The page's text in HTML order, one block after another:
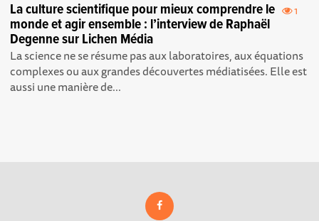
1
La culture scientifique pour mieux comprendre le
monde et agir ensemble : l’interview de Raphaël
Degenne sur Lichen Média
La science ne se résume pas aux laboratoires, aux équations
complexes ou aux grandes découvertes médiatisées. Elle est
aussi une manière de...